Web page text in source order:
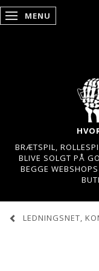
SKIFTE NAVIGATION
MENU
BRÆTSPIL,
BLIVE SOLGT PÅ
BEGGE
LEDNINGSNET,